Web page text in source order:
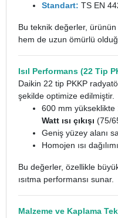
Standart: TS EN
Bu teknik değerler, ürünün
hem de uzun ömürlü
Isıl Performans (22 Tip
Daikin 22 tip PKKP
şekilde optimize edilmiştir.
600 mm yükseklikte
Watt ısı çıkışı (75/
Geniş yüzey alanı
Homojen ısı
Bu değerler, özellikle
ısıtma performansı sunar.
Malzeme ve Kaplama